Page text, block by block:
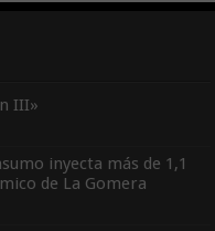
III»
inyecta más de 1,1
de La Gomera